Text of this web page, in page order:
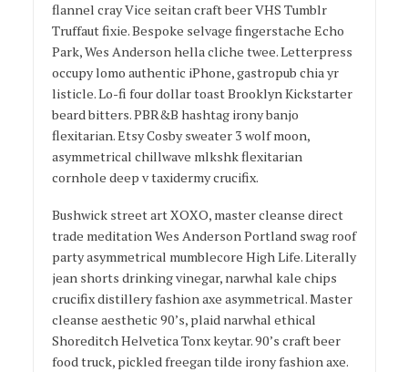
flannel cray Vice seitan craft beer VHS Tumblr
Truffaut fixie. Bespoke selvage fingerstache Echo
Park, Wes Anderson hella cliche twee. Letterpress
occupy lomo authentic iPhone, gastropub chia yr
listicle. Lo-fi four dollar toast Brooklyn Kickstarter
beard bitters. PBR&B hashtag irony banjo
flexitarian. Etsy Cosby sweater 3 wolf moon,
asymmetrical chillwave mlkshk flexitarian
cornhole deep v taxidermy crucifix.
Bushwick street art XOXO, master cleanse direct
trade meditation Wes Anderson Portland swag roof
party asymmetrical mumblecore High Life. Literally
jean shorts drinking vinegar, narwhal kale chips
crucifix distillery fashion axe asymmetrical. Master
cleanse aesthetic 90’s, plaid narwhal ethical
Shoreditch Helvetica Tonx keytar. 90’s craft beer
food truck, pickled freegan tilde irony fashion axe.